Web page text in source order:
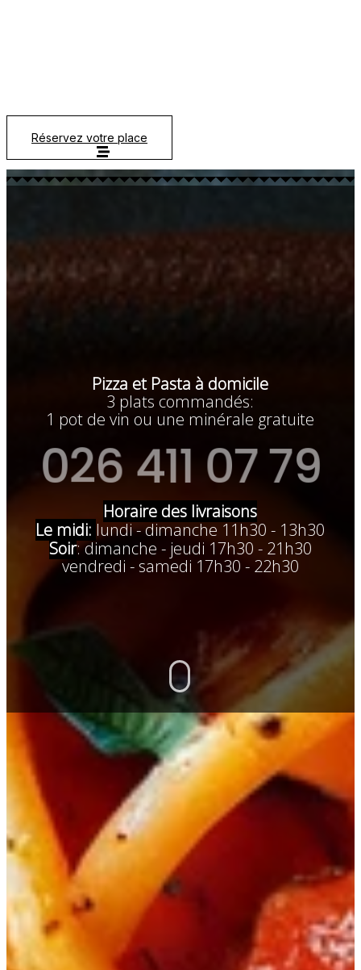
Réservez votre place
Pizza et Pasta à domicile
3 plats commandés:
1 pot de vin ou une minérale gratuite
026 411 07 79
Horaire des livraisons
Le midi: lundi - dimanche 11h30 - 13h30
Soir: dimanche - jeudi 17h30 - 21h30
vendredi - samedi 17h30 - 22h30